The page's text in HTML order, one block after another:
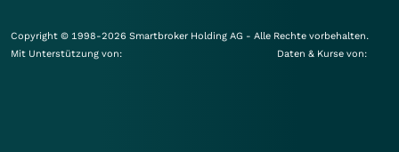
Copyright © 1998-2026 Smartbroker Holding AG - Alle Rechte vorbehalten.
Mit Unterstützung von:
Daten & Kurse von: